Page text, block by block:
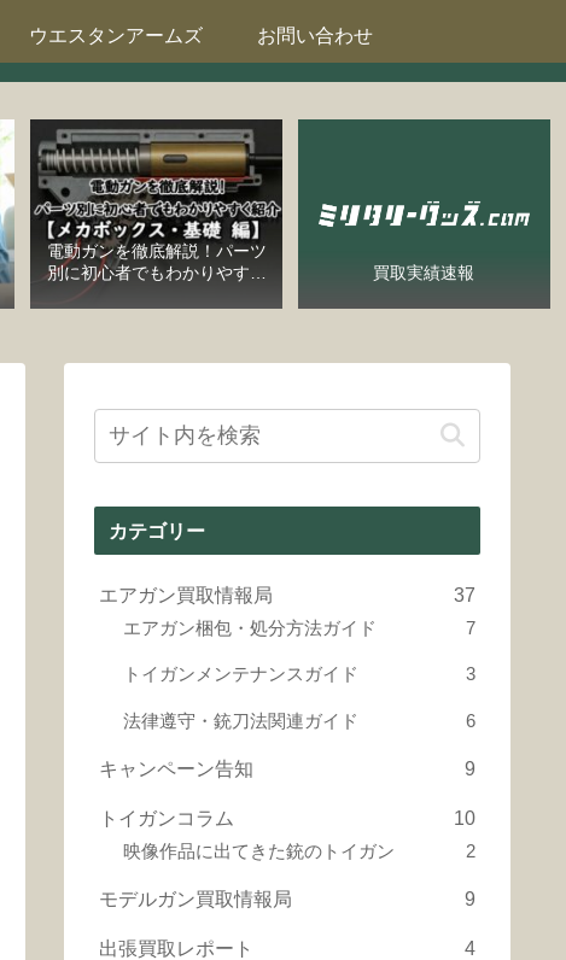
ウエスタンアームズ お問い合わせ
電動ガンを徹底解説！パーツ
別に初心者でもわかりやすく
紹介【メカボックス・基礎
買取実績速報
カテゴリー
エアガン買取情報局 37
エアガン梱包・処分方法ガイド 7
トイガンメンテナンスガイド 3
法律遵守・銃刀法関連ガイド 6
キャンペーン告知 9
トイガンコラム 10
映像作品に出てきた銃のトイガン 2
モデルガン買取情報局 9
出張買取レポート 4